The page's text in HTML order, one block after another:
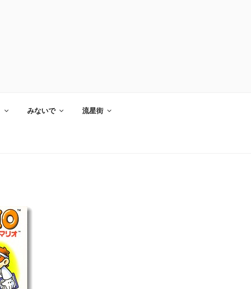
みないで 流星街